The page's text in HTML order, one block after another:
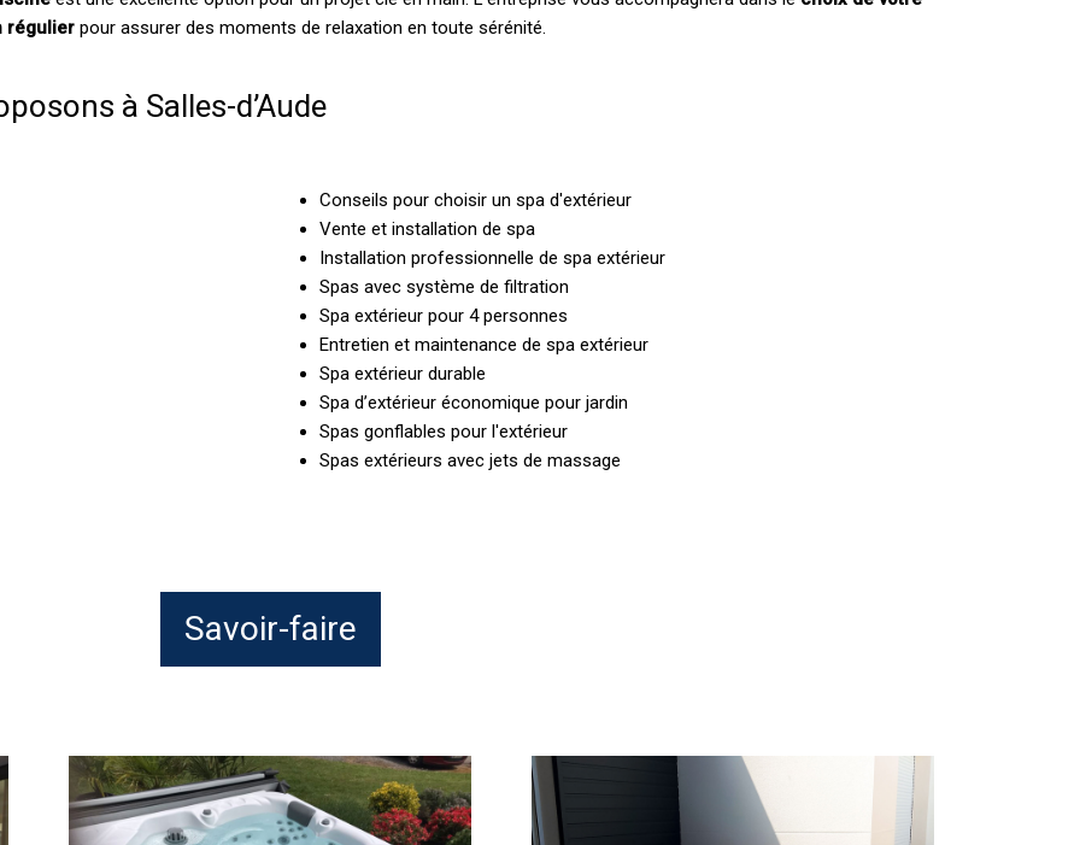
régulier pour assurer des moments de relaxation en toute sérénité.
à Salles-d’Aude
Conseils pour choisir un spa d'extérieur
Vente et installation de spa
Installation professionnelle de spa extérieur
Spas avec système de filtration
Spa extérieur pour 4 personnes
Entretien et maintenance de spa extérieur
Spa extérieur durable
Spa d’extérieur économique pour jardin
Spas gonflables pour l'extérieur
Spas extérieurs avec jets de massage
Savoir-faire
AGR
Piscine
–
Spas
et
jacuzzis